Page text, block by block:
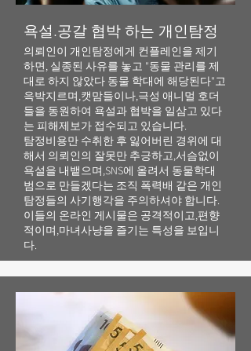
욕설.공갈 협박 하는 개인탐정
의뢰인이 개인탐정에게 컨플레인을 제기
하면, 실종된 사유를 놓고 "동물 관리를 제
대로 하지 않았다 동물 학대에 해당된다"고
윽박지르며,캣맘들이나,극성 애니멀 호더
들을 동원하여 욕설과 협박을 일삼고 있다
는 피해제보가 접수되고 있습니다.
탐정비용만 수취한 후 잃어버린 경위에 대
해서 의뢰인의 잘못만 추긍하고,서슴없이
욕설을 내뱉으며,SNS에 올려서 동물학대
범으로 만들겠다는 조직 폭력배 같은 개인
탐정들의 사기행각​을 주의하셔야 합니다.
​이들의 온라인 게시물은 공격적이고,편향
적이며,마녀사냥을 즐기는 특성을 보입니
다.